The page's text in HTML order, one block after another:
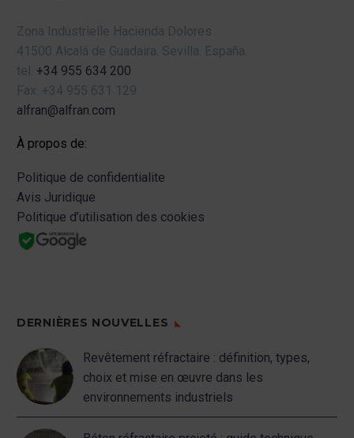
Zona Industrielle Hacienda Dolores
41500 Alcalá de Guadaira. Sevilla. España.
tel. +34 955 634 200
Fax. +34 955 631 129
alfran@alfran.com
À propos de:
Politique de confidentialite
Avis Juridique
Politique d’utilisation des cookies
DERNIÈRES NOUVELLES
Revêtement réfractaire : définition, types,
choix et mise en œuvre dans les
environnements industriels